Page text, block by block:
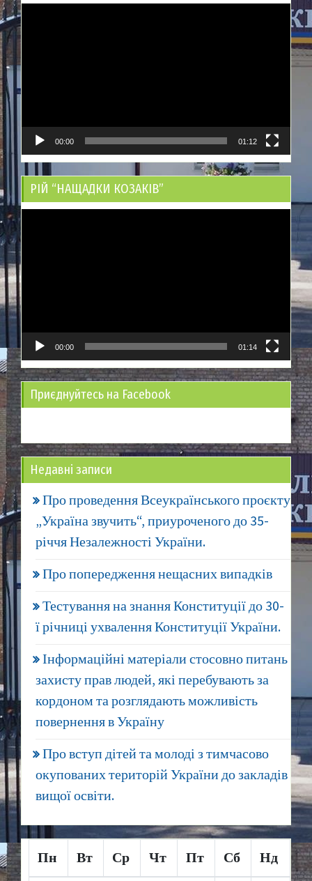
00:00 01:12
РІЙ “НАЩАДКИ КОЗАКІВ”
00:00 01:14
Приєднуйтесь на Facebook
Недавні записи
Про проведення Всеукраїнського проєкту
„Україна звучить“, приуроченого до 35-
річчя Незалежності України.
Про попередження нещасних випадків
Тестування на знання Конституції до 30-
ї річниці ухвалення Конституції України.
Інформаційні матеріали стосовно питань
захисту прав людей, які перебувають за
кордоном та розглядають можливість
повернення в Україну
Про вступ дітей та молоді з тимчасово
окупованих територій України до закладів
вищої освіти.
Пн Вт Ср Чт Пт Сб Нд